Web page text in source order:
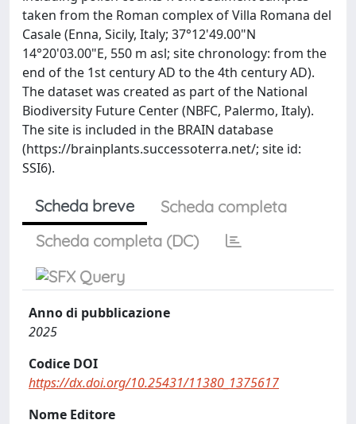
taken from the Roman complex of Villa Romana del
Casale (Enna, Sicily, Italy; 37°12'49.00"N
14°20'03.00"E, 550 m asl; site chronology: from the
end of the 1st century AD to the 4th century AD).
The dataset was created as part of the National
Biodiversity Future Center (NBFC, Palermo, Italy).
The site is included in the BRAIN database
(https://brainplants.successoterra.net/; site id:
SSI6).
Scheda breve
Scheda completa
Scheda completa (DC)
Anno di pubblicazione
2025
Codice DOI
https://dx.doi.org/10.25431/11380_1375617
Nome Editore